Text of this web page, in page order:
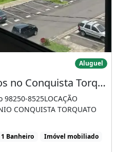
3
4
no Conquista Torquato
Aluguel
Apartamento 2 Quartos no Conquista Torquato Tapajós Mobiliado 1 Vaga
8525LOCAÇÃO
CONQUISTA TORQUATO
1 Banheiro Imóvel mobiliado